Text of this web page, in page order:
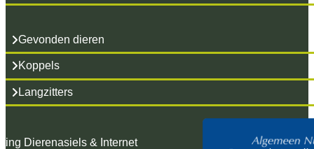
Gevonden dieren
Koppels
Langzitters
Dierenasiels & Internet